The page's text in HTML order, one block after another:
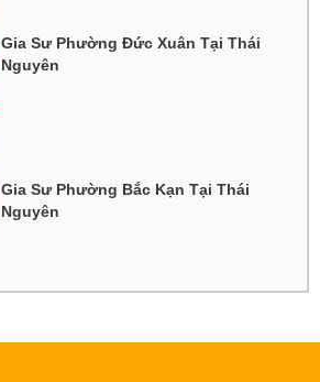
Gia Sư Phường Đức Xuân Tại Thái
Nguyên
Gia Sư Phường Bắc Kạn Tại Thái
Nguyên